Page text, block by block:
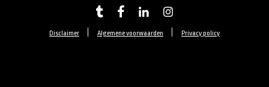
Disclaimer Algemene voorwaarden Privacy policy